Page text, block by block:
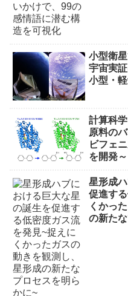
小型衛
宇宙実
小型・
計算科
原料の
ビフェ
を開発～
星形成
促進す
くかっ
の新た